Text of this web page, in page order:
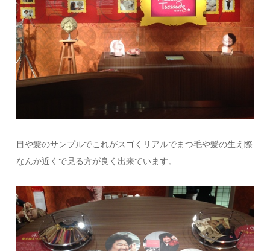
目や髪のサンプルでこれがスゴくリアルでまつ毛や髪の生え際
なんか近くで見る方が良く出来ています。